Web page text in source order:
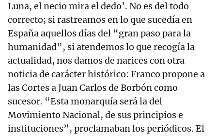
Luna, el necio mira el dedo’. No es del todo
correcto; si rastreamos en lo que sucedía en
España aquellos días del “gran paso para la
humanidad”, si atendemos lo que recogía la
actualidad, nos damos de narices con otra
noticia de carácter histórico: Franco propone a
las Cortes a Juan Carlos de Borbón como
sucesor. “Esta monarquía será la del
Movimiento Nacional, de sus principios e
instituciones”, proclamaban los periódicos. El